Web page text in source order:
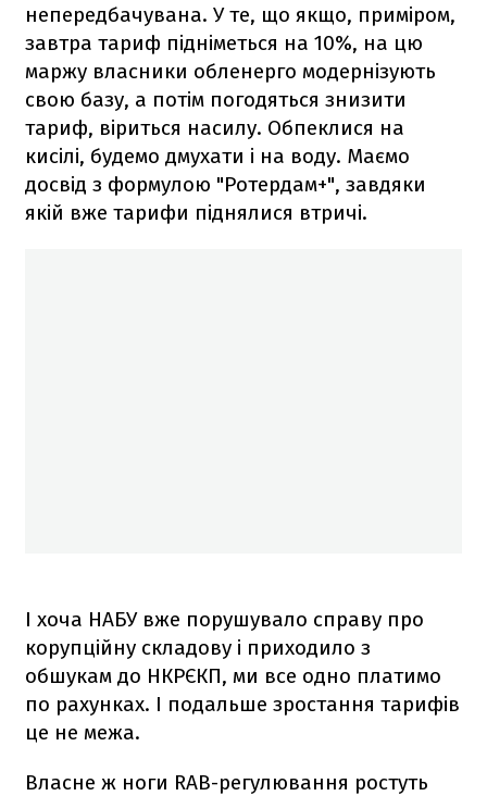
непередбачувана. У те, що якщо, приміром,
завтра тариф підніметься на 10%, на цю
маржу власники обленерго модернізують
свою базу, а потім погодяться знизити
тариф, віриться насилу. Обпеклися на
кисілі, будемо дмухати і на воду. Маємо
досвід з формулою "Ротердам+", завдяки
якій вже тарифи піднялися втричі.
І хоча НАБУ вже порушувало справу про
корупційну складову і приходило з
обшукам до НКРЄКП, ми все одно платимо
по рахунках. І подальше зростання тарифів
це не межа.
Власне ж ноги RAB-регулювання ростуть